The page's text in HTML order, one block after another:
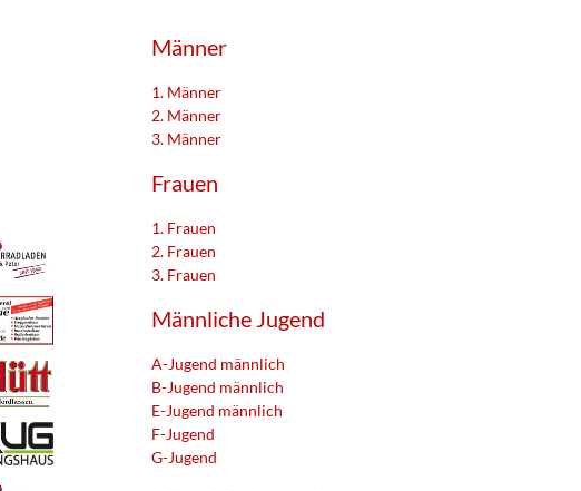
Männer
1. Männer
2. Männer
3. Männer
Frauen
1. Frauen
2. Frauen
3. Frauen
Männliche Jugend
A-Jugend männlich
B-Jugend männlich
E-Jugend männlich
F-Jugend
G-Jugend